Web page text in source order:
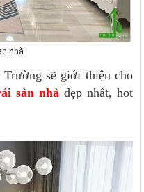
nhà
sẽ giới thiệu cho
sàn nhà đẹp nhất, hot